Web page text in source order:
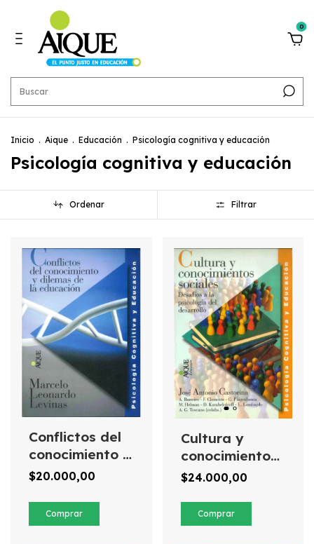
0
Inicio . Aique . Educación . Psicología cognitiva y educación
Psicología cognitiva y educación
Ordenar Filtrar
Conflictos del
conocimiento y
dilemas de la
$20.000,00
Cultura y
conocimientos
sociales
$24.000,00